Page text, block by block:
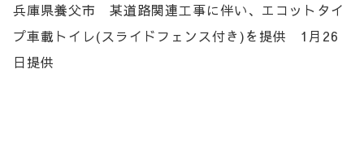
兵庫県養父市 某道路関連工事に伴い、エコットタイ
プ車載トイレ(スライドフェンス付き)を提供 1月26
日提供